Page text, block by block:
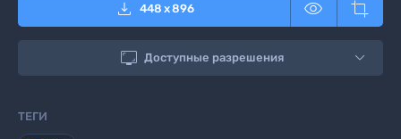
 448 x896  
 Доступные разрешения
ТЕГИ